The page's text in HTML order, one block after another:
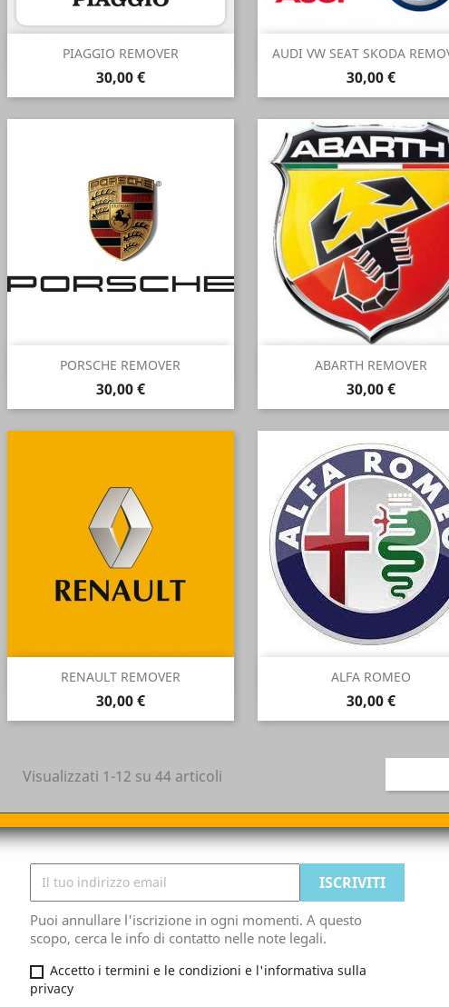
PIAGGIO REMOVER
Prezzo
30,00 €
Anteprima AUDI VW SEAT SKODA
Prezzo
30,00 €
Anteprima
PORSCHE REMOVER
Prezzo
30,00 €
Anteprima ABARTH REMOVER
Prezzo
30,00 €
Anteprima
RENAULT REMOVER
Prezzo
30,00 €
Anteprima ALFA ROMEO
Prezzo
30,00 €
Anteprima
Visualizzati 1-12 su 44 articoli
Puoi annullare l'iscrizione in ogni momenti. A questo
scopo, cerca le info di contatto nelle note legali.
Accetto i termini e le condizioni e l'informativa sulla
privacy